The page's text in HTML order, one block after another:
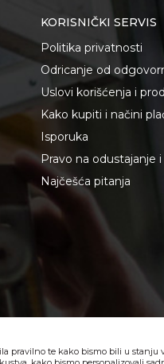
KORISNIČKI SERVIS
Politika privatnosti
Odricanje od
Uslovi korišćenja i
Kako kupiti i načini
Isporuka
Pravo na odustajanje
Najčešća pitanja
pravilno te kako bismo bili u stanju